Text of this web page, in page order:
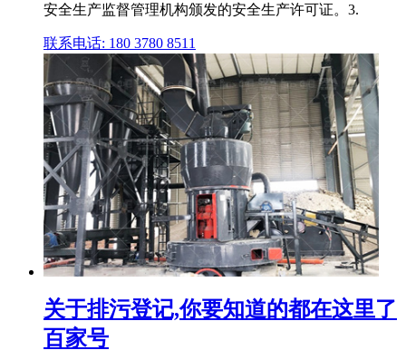
安全生产监督管理机构颁发的安全生产许可证。3.
联系电话: 180 3780 8511
关于排污登记,你要知道的都在这里了
百家号